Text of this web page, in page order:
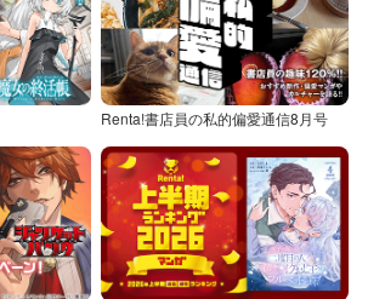
Renta!書店員の私的偏愛通信8月号